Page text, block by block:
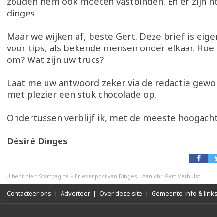
dinges.
Maar we wijken af, beste Gert. Deze brief is
voor tips, als bekende mensen onder elkaar.
om? Wat zijn uw trucs?
Laat me uw antwoord zeker via de redactie
met plezier een stuk chocolade op.
Ondertussen verblijf ik, met de meeste
Désiré Dinges
U bent hier: Startpagina » Brievenpost van Dinges – Aan dhr. Gert Verhulst
Contacteer ons | Adverteer | Over deze site | Gemeente-info & links